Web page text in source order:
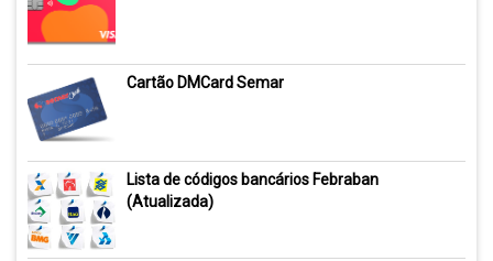
Cartão DMCard Semar
Lista de códigos bancários Febraban
(Atualizada)